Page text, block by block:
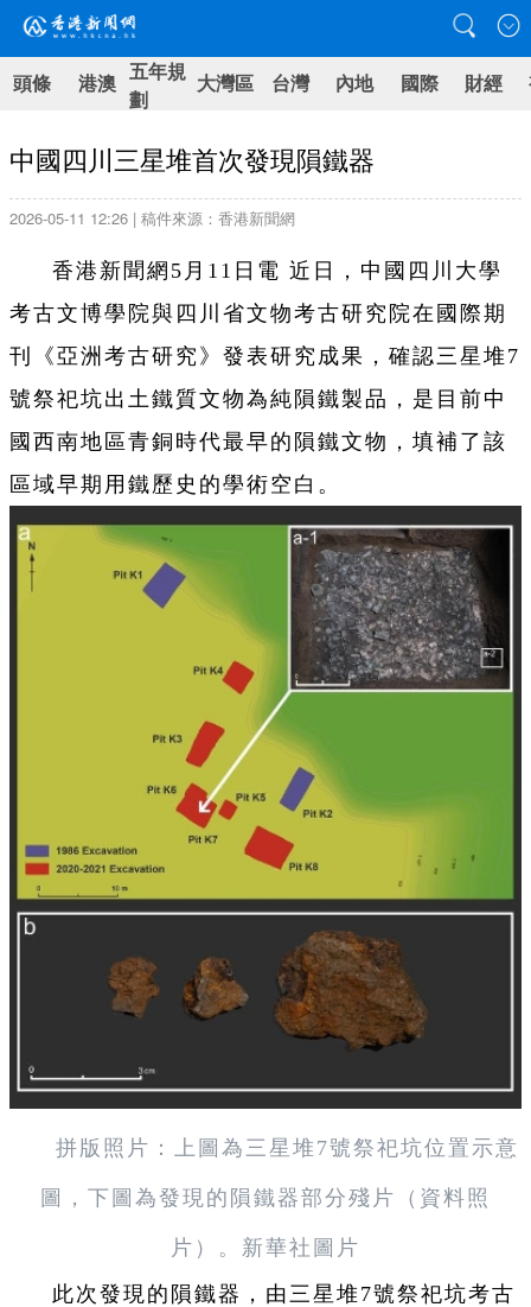
頭條 港澳 五年規
劃
大灣區 台灣 內地 國際 財經
中國四川三星堆首次發現隕鐵器
2026-05-11 12:26 | 稿件來源：香港新聞網
香港新聞網5月11日電 近日，中國四川大學
考古文博學院與四川省文物考古研究院在國際期
刊《亞洲考古研究》發表研究成果，確認三星堆7
號祭祀坑出土鐵質文物為純隕鐵製品，是目前中
國西南地區青銅時代最早的隕鐵文物，填補了該
區域早期用鐵歷史的學術空白。
拼版照片：上圖為三星堆7號祭祀坑位置示意
圖，下圖為發現的隕鐵器部分殘片（資料照
片）。新華社圖片
此次發現的隕鐵器，由三星堆7號祭祀坑考古